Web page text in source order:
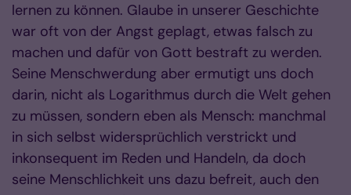
lernen zu können. Glaube in unserer Geschichte
war oft von der Angst geplagt, etwas falsch zu
machen und dafür von Gott bestraft zu werden.
Seine Menschwerdung aber ermutigt uns doch
darin, nicht als Logarithmus durch die Welt gehen
zu müssen, sondern eben als Mensch: manchmal
in sich selbst widersprüchlich verstrickt und
inkonsequent im Reden und Handeln, da doch
seine Menschlichkeit uns dazu befreit, auch den